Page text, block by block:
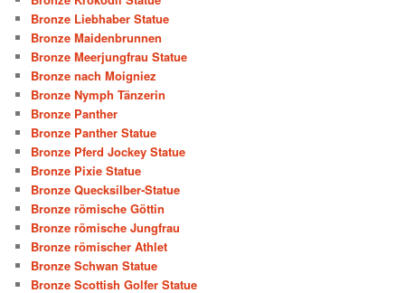
Bronze Liebhaber Statue
Bronze Maidenbrunnen
Bronze Meerjungfrau Statue
Bronze nach Moigniez
Bronze Nymph Tänzerin
Bronze Panther
Bronze Panther Statue
Bronze Pferd Jockey Statue
Bronze Pixie Statue
Bronze Quecksilber-Statue
Bronze römische Göttin
Bronze römische Jungfrau
Bronze römischer Athlet
Bronze Schwan Statue
Bronze Scottish Golfer Statue